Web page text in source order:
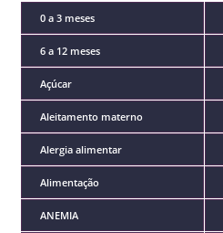
0 a 3 meses
6 a 12 meses
Açúcar
Aleitamento materno
Alergia alimentar
Alimentação
ANEMIA